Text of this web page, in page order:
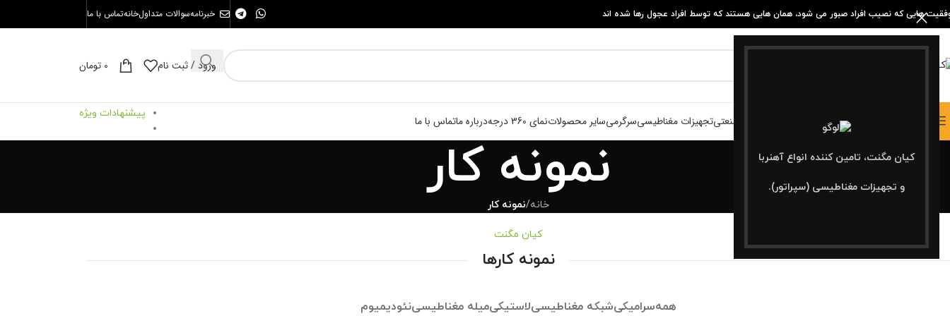
کیان مگنت، تامین کننده انواع آهنربا
و تجهیزات مغناطیسی (سپراتور).
هایی که نصیب افراد صبور می شود، همان هایی هستند که توسط افراد عجول رها شده اند خبرنامهسوالات متداولخانهتماس با ما
ورود / ثبت نام 0 تومان
مگنت صنعتیتجهیزات مغناطیسیسرگرمیسایر محصولاتنمای 360 درجه درباره ماتماس با ما پیشنهادات ویژه
نمونه کار
خانه/نمونه کار
کیان مگنت
نمونه کارها
همهسرامیکیشبکه مغناطیسیلاستیکیمیله مغناطیسینئودیمیوم